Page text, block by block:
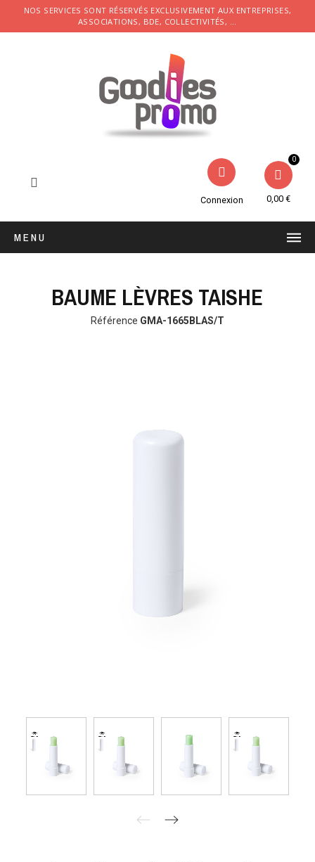
NOS SERVICES SONT RÉSERVÉS EXCLUSIVEMENT AUX ENTREPRISES,
ASSOCIATIONS, BDE, COLLECTIVITÉS, ...
Connexion 0,00 €
MENU
BAUME LÈVRES TAISHE
Référence GMA-1665BLAS/T